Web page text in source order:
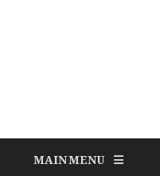
MAIN MENU